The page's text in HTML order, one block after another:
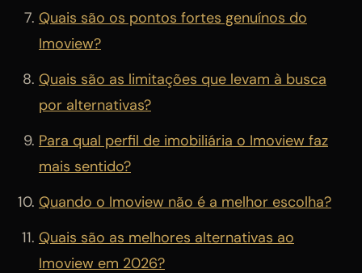
Quais são os pontos fortes genuínos do
Imoview?
Quais são as limitações que levam à busca
por alternativas?
Para qual perfil de imobiliária o Imoview faz
mais sentido?
Quando o Imoview não é a melhor escolha?
Quais são as melhores alternativas ao
Imoview em 2026?